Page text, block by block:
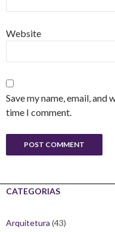
Website
Save my name, email,
time I comment.
CATEGORIAS
Arquitetura (43)